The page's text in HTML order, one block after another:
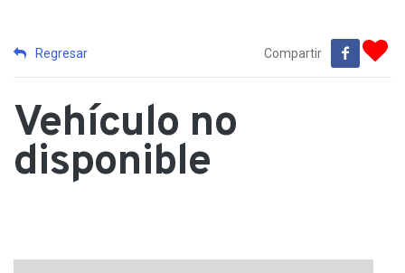
Regresar Compartir
Vehículo no
disponible